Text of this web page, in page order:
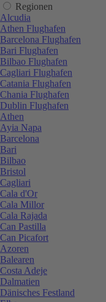
Regionen
Alcudia
Athen Flughafen
Barcelona Flughafen
Bari Flughafen
Bilbao Flughafen
Cagliari Flughafen
Catania Flughafen
Chania Flughafen
Dublin Flughafen
Athen
Ayia Napa
Barcelona
Bari
Bilbao
Bristol
Cagliari
Cala d'Or
Cala Millor
Cala Rajada
Can Pastilla
Can Picafort
Azoren
Balearen
Costa Adeje
Dalmatien
Dänisches Festland